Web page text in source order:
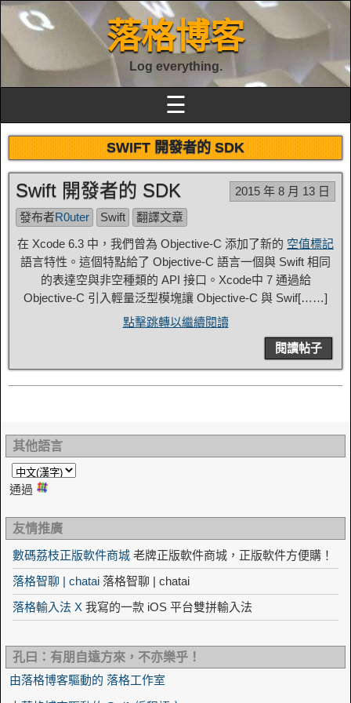
落格博客
Log everything.
☰
SWIFT 開發者的 SDK
Swift 開發者的 SDK
2015 年 8 月 13 日
發布者R0uter Swift
翻譯文章
在 Xcode 6.3 中，我們曾為 Objective-C 添加了新的 空值標記
語言特性。這個特點給了 Objective-C 語言一個與 Swift 相同
的表達空與非空種類的 API 接口。Xcode中 7 通過給
Objective-C 引入輕量泛型模塊讓 Objective-C 與 Swif[……]
點擊跳轉以繼續閱讀
閱讀帖子
其他語言
通過
友情推廣
數碼荔枝正版軟件商城 老牌正版軟件商城，正版軟件方便購！
落格智聊 | chatai 落格智聊 | chatai
落格輸入法 X 我寫的一款 iOS 平台雙拼輸入法
孔曰：有朋自遠方來，不亦樂乎！
由落格博客驅動的 落格工作室